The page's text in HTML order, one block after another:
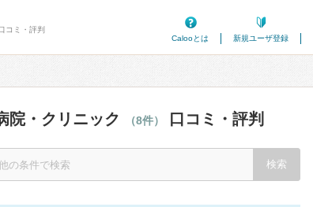
コミ・評判
Calooとは
新規ユーザ登録
院・クリニック （8件） 口コミ・評判